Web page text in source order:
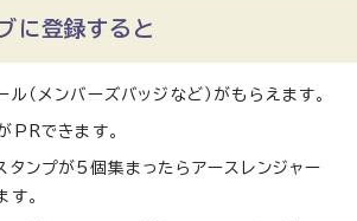
に登録すると
（メンバーズバッジなど）がもらえます。
PRできます。
タンプが5個集まったらアースレンジャー
。